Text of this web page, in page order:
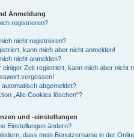
Anmeldung
registrieren?
nicht registrieren?
kann mich aber nicht anmelden!
nicht anmelden?
einiger Zeit registriert, kann mich aber nicht
vergessen!
abgemeldet?
„Alle Cookies löschen“?
und -einstellungen
Einstellungen ändern?
dass mein Benutzername in der